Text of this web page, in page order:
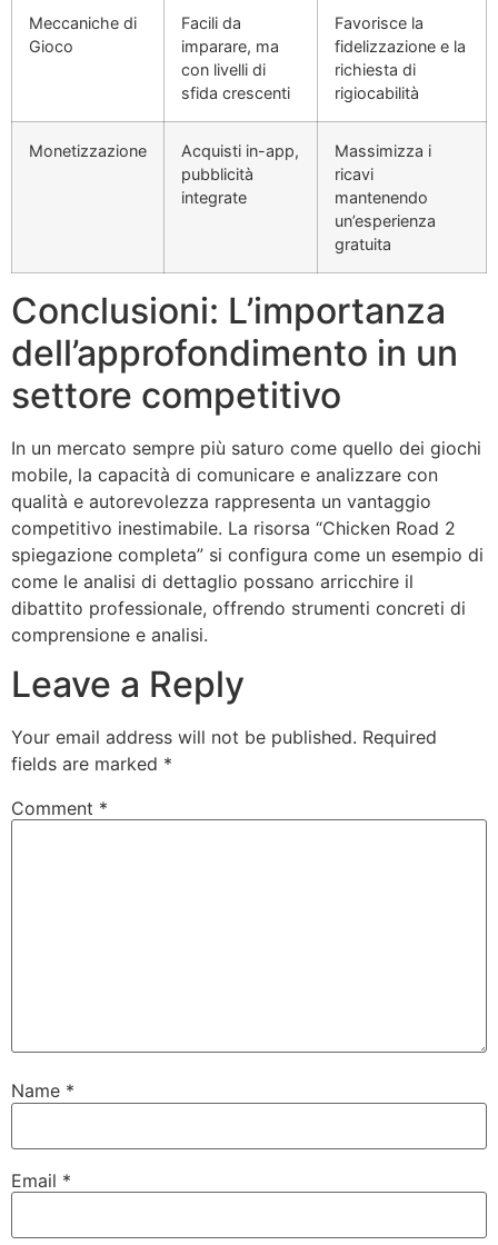
Meccaniche di
Gioco
Facili da
imparare, ma
con livelli di
sfida crescenti
Favorisce la
fidelizzazione e la
richiesta di
rigiocabilità
Monetizzazione
Acquisti in-app,
pubblicità
integrate
Massimizza i
ricavi
mantenendo
un’esperienza
gratuita
Conclusioni: L’importanza
dell’approfondimento in un
settore competitivo
In un mercato sempre più saturo come quello dei giochi
mobile, la capacità di comunicare e analizzare con
qualità e autorevolezza rappresenta un vantaggio
competitivo inestimabile. La risorsa “Chicken Road 2
spiegazione completa” si configura come un esempio di
come le analisi di dettaglio possano arricchire il
dibattito professionale, offrendo strumenti concreti di
comprensione e analisi.
Leave a Reply
Your email address will not be published. Required
fields are marked *
Comment *
Name *
Email *